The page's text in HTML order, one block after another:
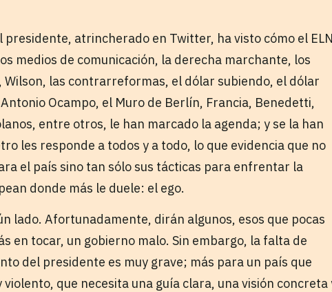
atrincherado en Twitter, ha visto cómo el
medios de comunicación, la derecha marchante, los
Wilson, las contrarreformas, el dólar subiendo, el dólar
Ocampo, el Muro de Berlín, Francia, Benedetti,
entre otros, le han marcado la agenda; y se la han
les responde a todos y a todo, lo que evidencia que no
el país sino tan sólo sus tácticas para enfrentar la
donde más le duele: el ego.
lado. Afortunadamente, dirán algunos, esos que pocas
en tocar, un gobierno malo. Sin embargo, la falta de
del presidente es muy grave; más para un país que
que necesita una guía clara, una visión concreta